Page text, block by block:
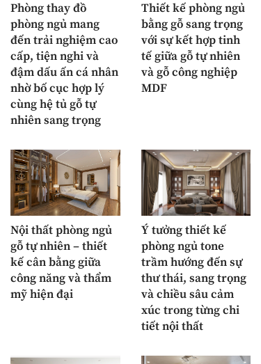
Phòng thay đồ
phòng ngủ mang
đến trải nghiệm cao
cấp, tiện nghi và
đậm dấu ấn cá nhân
nhờ bố cục hợp lý
cùng hệ tủ gỗ tự
nhiên sang trọng
Thiết kế phòng ngủ
bằng gỗ sang trọng
với sự kết hợp tinh
tế giữa gỗ tự nhiên
và gỗ công nghiệp
MDF
Nội thất phòng ngủ
gỗ tự nhiên – thiết
kế cân bằng giữa
công năng và thẩm
mỹ hiện đại
Ý tưởng thiết kế
phòng ngủ tone
trầm hướng đến sự
thư thái, sang trọng
và chiều sâu cảm
xúc trong từng chi
tiết nội thất